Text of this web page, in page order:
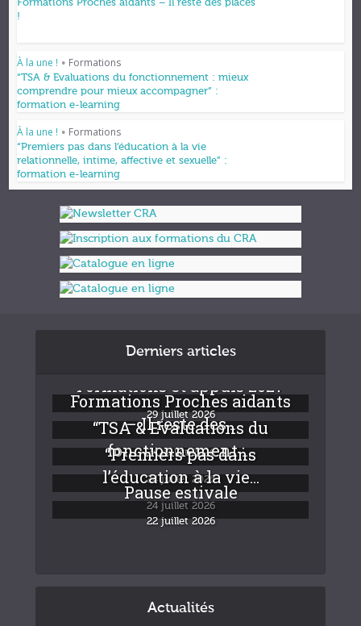
Formations Proches aidants – Il reste des places
!
À la une ! • Formations
“TSA & Evaluations du fonctionnement : mieux
comprendre pour mieux accompagner” :
formation e-learning
À la une ! • Formations
“Premiers pas dans l’éducation à la vie
relationnelle, intime, affective et sexuelle” :
formation e-learning
Derniers articles
Formations et appuis 2027
29 juillet 2026
Formations Proches aidants
– Il reste des...
24 juillet 2026
“TSA & Evaluations du
fonctionnement :...
24 juillet 2026
“Premiers pas dans
l’éducation à la vie...
24 juillet 2026
Pause estivale
22 juillet 2026
Actualités